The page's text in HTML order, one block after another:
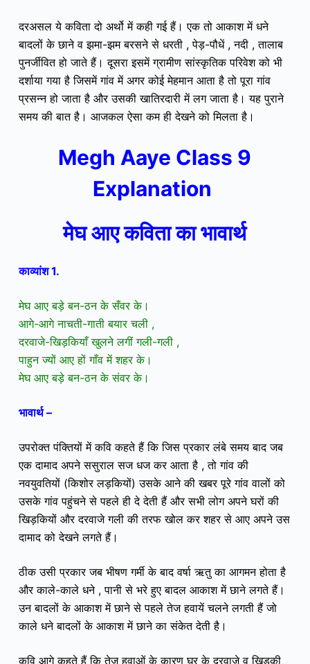
दरअसल ये कविता दो अर्थो में कही गई हैं। एक तो आकाश में धने
बादलों के छाने व झमा-झम बरसने से धरती , पेड़-पौधें , नदी , तालाब
पुनर्जीवित हो जाते हैं। दूसरा इसमें ग्रामीण सांस्कृतिक परिवेश को भी
दर्शाया गया है जिसमें गांव में अगर कोई मेहमान आता है तो पूरा गांव
प्रसन्न हो जाता है और उसकी खातिरदारी में लग जाता है। यह पुराने
समय की बात है। आजकल ऐसा कम ही देखने को मिलता है।
Megh Aaye Class 9
Explanation
मेघ आए कविता का भावार्थ
काव्यांश 1.
मेघ आए बड़े बन-ठन के सँवर के।
आगे-आगे नाचती-गाती बयार चली ,
दरवाजे-खिड़कियाँ खुलने लगीं गली-गली ,
पाहुन ज्यों आए हों गाँव में शहर के।
मेघ आए बड़े बन-ठन के संवर के।
भावार्थ –
उपरोक्त पंक्तियों में कवि कहते हैं किजिस प्रकार लंबे समय बाद जब
एक दामाद अपने ससुराल सज धज कर आता है , तो गांव की
नवयुवतियों (किशोर लड़कियों) उसके आने की खबर पूरे गांव वालों को
उसके गांव पहुंचने से पहले ही दे देती हैं औरसभी लोग अपने घरों की
खिड़कियों और दरवाजे गली की तरफ खोल कर शहर से आए अपने उस
दामाद को देखने लगते हैं।
ठीक उसी प्रकार जब भीषण गर्मी के बाद वर्षा ऋतु का आगमन होता है
और काले-काले धने , पानी से भरे हुए बादल आकाश में छाने लगते हैं।
उन बादलों के आकाश में छाने से पहले तेज हवायें चलने लगती हैं जो
काले धने बादलों के आकाश में छाने का संकेत देती है।
कवि आगे कहते हैं कि तेज हवाओं के कारण घर के दरवाजे व खिड़की